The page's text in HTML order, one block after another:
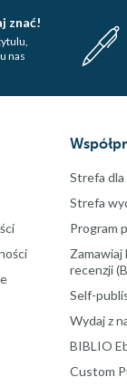
znać!
nas
Strefa dla
Strefa
Program
Zamawiaj
recenzji
Self-
Wydaj z
BIBLIO
Custom